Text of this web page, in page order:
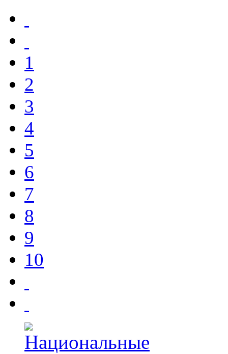
1
2
3
4
5
6
7
8
9
10